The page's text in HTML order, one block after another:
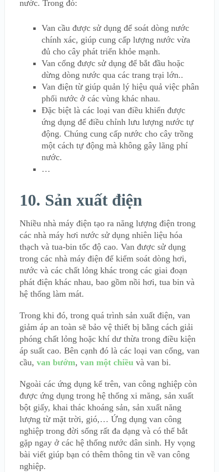
nước. Trong đó:
Van cầu được sử dụng để soát dòng nước
chính xác, giúp cung cấp lượng nước vừa
đủ cho cây phát triển khỏe mạnh.
Van cổng được sử dụng để bắt đầu hoặc
dừng dòng nước qua các trang trại lớn..
Van điện từ giúp quản lý hiệu quả việc phân
phối nước ở các vùng khác nhau.
Đặc biệt là các loại van điều khiển được
ứng dụng để điều chỉnh lưu lượng nước tự
động. Chúng cung cấp nước cho cây trồng
một cách tự động mà không gây lãng phí
nước.
…
10. Sản xuất điện
Nhiều nhà máy điện tạo ra năng lượng điện trong
các nhà máy hơi nước sử dụng nhiên liệu hóa
thạch và tua-bin tốc độ cao. Van được sử dụng
trong các nhà máy điện để kiểm soát dòng hơi,
nước và các chất lỏng khác trong các giai đoạn
phát điện khác nhau, bao gồm nồi hơi, tua bin và
hệ thống làm mát.
Trong khi đó, trong quá trình sản xuất điện, van
giảm áp an toàn sẽ bảo vệ thiết bị bằng cách giải
phóng chất lỏng hoặc khí dư thừa trong điều kiện
áp suất cao. Bên cạnh đó là các loại van cổng, van
cầu, van bướm, van một chiềuvà van bi.
Ngoài các ứng dụng kể trên, van công nghiệp còn
được ứng dụng trong hệ thống xi măng, sản xuất
bột giấy, khai thác khoáng sản, sản xuất năng
lượng từ mặt trời, gió,… Ứng dụng van công
nghiệp trong đời sống rất đa dạng và có thể bắt
gặp ngay ở các hệ thống nước dân sinh. Hy vọng
bài viết giúp bạn có thêm thông tin về van công
nghiệp.